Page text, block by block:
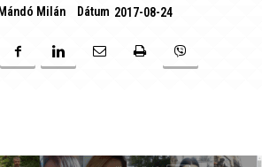
Mándó Milán Dátum 2017-08-24